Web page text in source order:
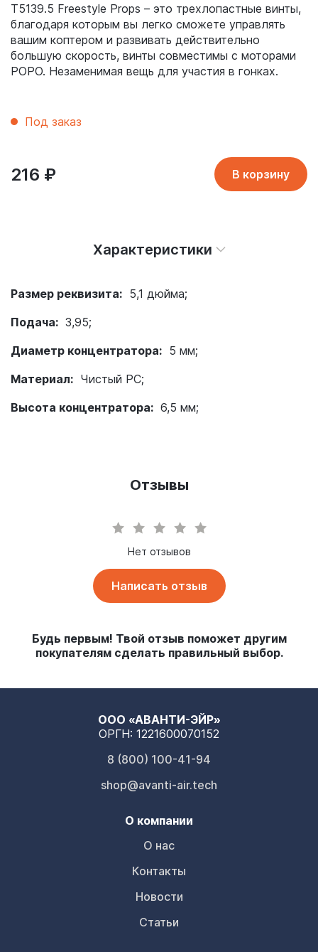
T5139.5 Freestyle Props – это трехлопастные винты,
благодаря которым вы легко сможете управлять
вашим коптером и развивать действительно
большую скорость, винты совместимы с моторами
POPO. Незаменимая вещь для участия в гонках.
Под заказ
216 ₽ В корзину
Характеристики
Размер реквизита: 5,1 дюйма;
Подача: 3,95;
Диаметр концентратора: 5 мм;
Материал: Чистый PC;
Высота концентратора: 6,5 мм;
Отзывы
Нет отзывов
Написать отзыв
Будь первым! Твой отзыв поможет другим
покупателям сделать правильный выбор.
ООО «АВАНТИ-ЭЙР»
ОРГН: 1221600070152
8 (800) 100-41-94
shop@avanti-air.tech
О компании
О нас
Контакты
Новости
Статьи